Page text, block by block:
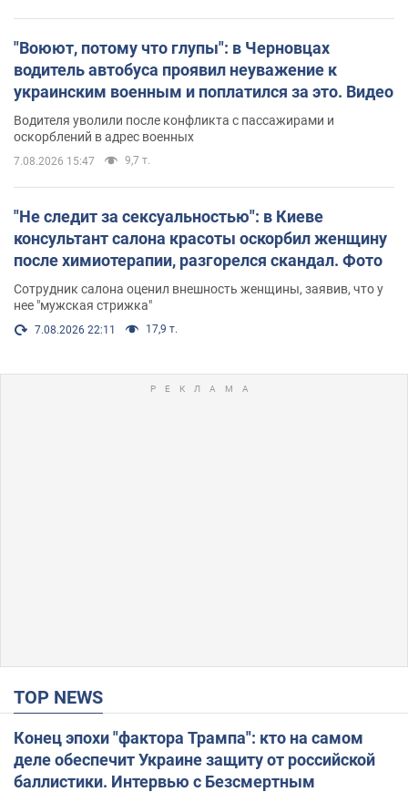
"Воюют, потому что глупы": в Черновцах
водитель автобуса проявил неуважение к
украинским военным и поплатился за это. Видео
Водителя уволили после конфликта с пассажирами и
оскорблений в адрес военных
7.08.2026 15:47 9,7 т.
"Не следит за сексуальностью": в Киеве
консультант салона красоты оскорбил женщину
после химиотерапии, разгорелся скандал. Фото
Сотрудник салона оценил внешность женщины, заявив, что у
нее "мужская стрижка"
7.08.2026 22:11 17,9 т.
TOP NEWS
Конец эпохи "фактора Трампа": кто на самом
деле обеспечит Украине защиту от российской
баллистики. Интервью с Безсмертным